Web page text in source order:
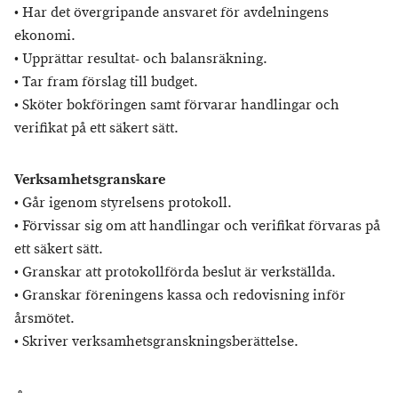
• Har det övergripande ansvaret för avdelningens
ekonomi.
• Upprättar resultat- och balansräkning.
• Tar fram förslag till budget.
• Sköter bokföringen samt förvarar handlingar och
verifikat på ett säkert sätt.
Verksamhetsgranskare
• Går igenom styrelsens protokoll.
• Förvissar sig om att handlingar och verifikat förvaras på
ett säkert sätt.
• Granskar att protokollförda beslut är verkställda.
• Granskar föreningens kassa och redovisning inför
årsmötet.
• Skriver verksamhetsgranskningsberättelse.